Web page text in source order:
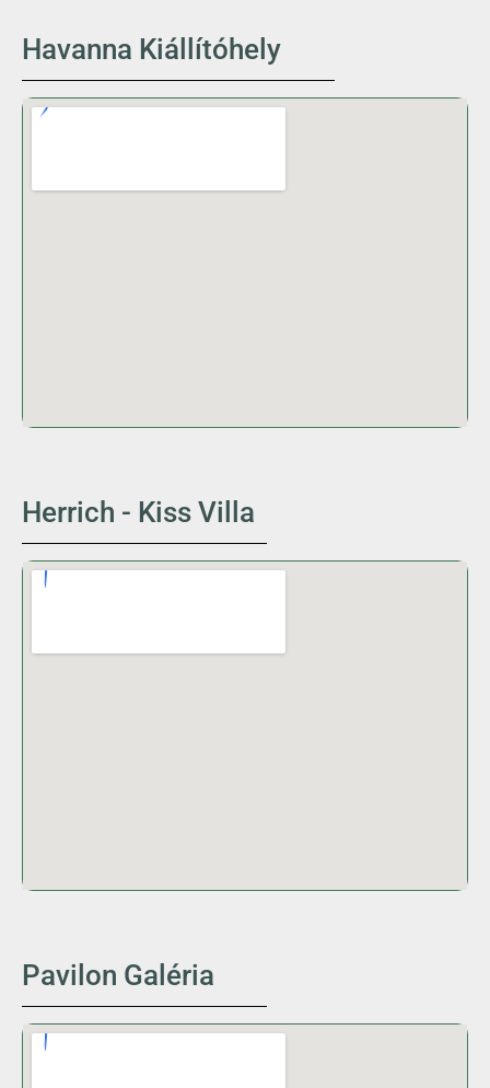
Havanna Kiállítóhely
Herrich - Kiss Villa
Pavilon Galéria